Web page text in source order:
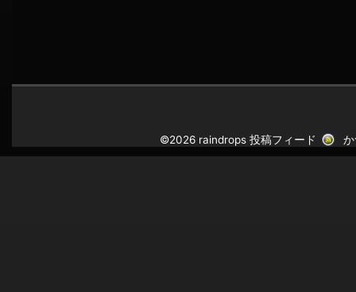
©2026 raindrops投稿フィード